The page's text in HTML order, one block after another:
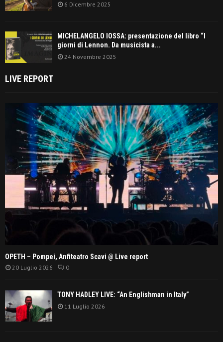
6 Dicembre 2025
MICHELANGELO IOSSA: presentazione del libro “I
giorni di Lennon. Da musicista a...
24 Novembre 2025
LIVE REPORT
OPETH – Pompei, Anfiteatro Scavi @ Live report
20 Luglio 2026 0
TONY HADLEY LIVE: “An Englishman in Italy”
11 Luglio 2026